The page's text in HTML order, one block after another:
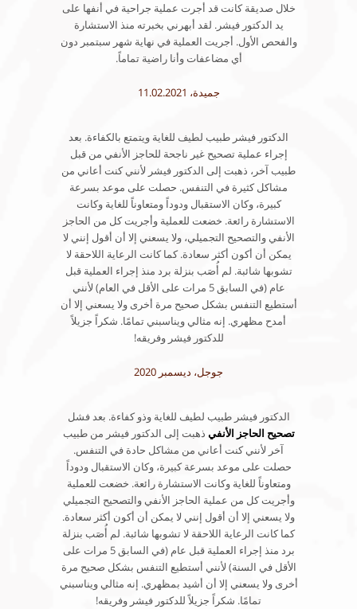
خلال صديقة كانت قد أجرت عملية جراحية في أنفها على
يد الدكتور فيشر. لقد أبهرني بخبرته منذ الاستشارة
والفحص الأول. أجريت العملية في نهاية شهر سبتمبر دون
أي مضاعفات وأنا راضية تماماً.
جميدة، 11.02.2021
الدكتور فيشر طبيب لطيف للغاية ويتمتع بالكفاءة. بعد
إجراء عملية تصحيح غير ناجحة للحاجز الأنفي من قبل
طبيب آخر، ذهبت إلى الدكتور فيشر لأنني كنت أعاني من
مشاكل كثيرة في التنفس. حصلت على موعد بسرعة
كبيرة، وكان الاستقبال ودوداً ومتعاوناً للغاية وكانت
الاستشارة رائعة. خضعت للعملية وأجريت كل من الحاجز
الأنفي والتصحيح التجميلي، ولا يسعني إلا أن أقول إنني لا
يمكن أن أكون أكثر سعادة. كما كانت الرعاية اللاحقة لا
تشوبها شائبة. لم أُصَب بنزلة برد منذ إجراء العملية قبل
عام (في السابق 5 مرات على الأقل في العام) لأنني
أستطيع التنفس بشكل صحيح مرة أخرى ولا يسعني إلا أن
أمدح مظهري. إنه مثالي ويناسبني تمامًا. شكراً جزيلاً
للدكتور فيشر وفريقه!
جوجل، ديسمبر 2020
الدكتور فيشر طبيب لطيف للغاية وذو كفاءة. بعد فشل
تصحيح الحاجز الأنفي ذهبت إلى الدكتور فيشر من طبيب
آخر لأنني كنت أعاني من مشاكل حادة في التنفس.
حصلت على موعد بسرعة كبيرة، وكان الاستقبال ودوداً
ومتعاوناً للغاية وكانت الاستشارة رائعة. خضعت للعملية
وأجريت كل من عملية الحاجز الأنفي والتصحيح التجميلي
ولا يسعني إلا أن أقول إنني لا يمكن أن أكون أكثر سعادة.
كما كانت الرعاية اللاحقة لا تشوبها شائبة. لم أُصَب بنزلة
برد منذ إجراء العملية قبل عام (في السابق 5 مرات على
الأقل في السنة) لأنني أستطيع التنفس بشكل صحيح مرة
أخرى ولا يسعني إلا أن أشيد بمظهري. إنه مثالي ويناسبني
تمامًا. شكراً جزيلاً للدكتور فيشر وفريقه!